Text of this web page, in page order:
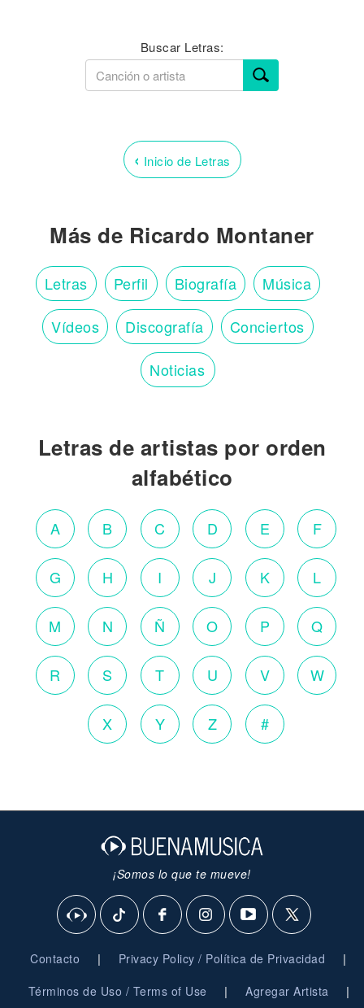
Buscar Letras:
‹ Inicio de Letras
Más de Ricardo Montaner
Letras Perfil Biografía Música
Vídeos Discografía Conciertos
Noticias
Letras de artistas por orden
alfabético
A B C D E F
G H I J K L
M N Ñ O P Q
R S T U V W
X Y Z #
¡Somos lo que te mueve!
Contacto | Privacy Policy / Política de Privacidad |
Términos de Uso / Terms of Use | Agregar Artista |